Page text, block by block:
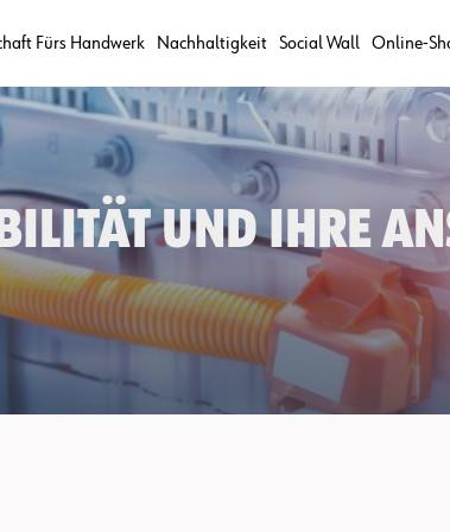
Fürs Handwerk Nachhaltigkeit Social Wall Online-
und ihre